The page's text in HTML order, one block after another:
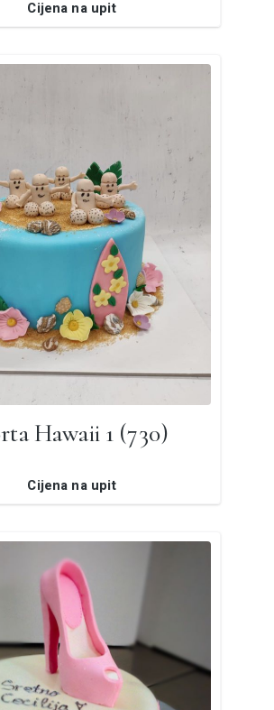
Cijena na upit
Hawaii 1 (730)
Cijena na upit